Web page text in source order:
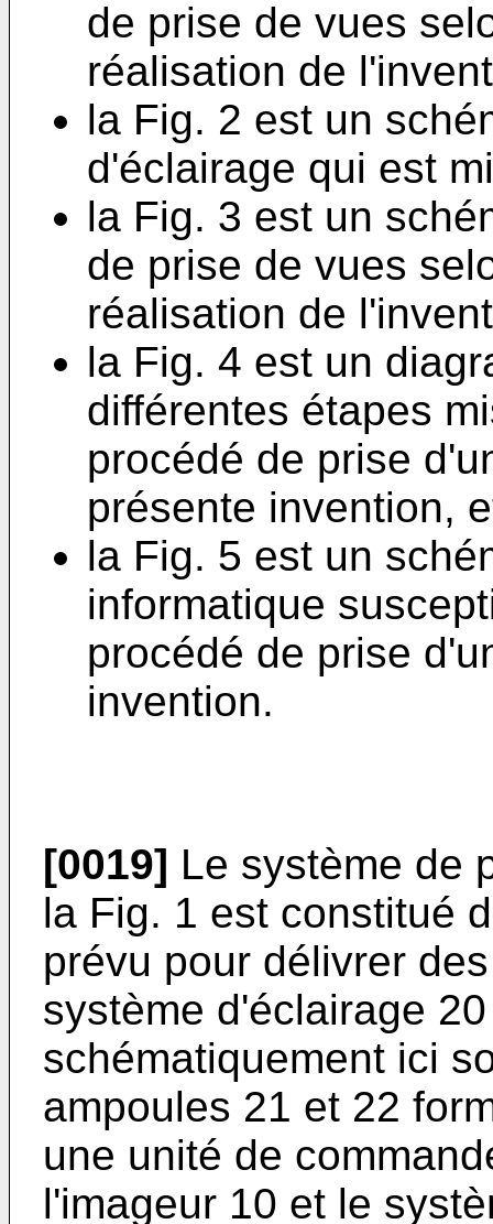
de prise de vues
réalisation de
la Fig. 2 est un
d'éclairage qui est
la Fig. 3 est un
de prise de vues
réalisation de
la Fig. 4 est un
différentes étapes
procédé de prise
présente invention,
la Fig. 5 est un
informatique
procédé de prise
invention.
[0019] Le système de
la Fig. 1 est constitué
prévu pour délivrer
système d'éclairage
schématiquement ici
ampoules 21 et 22
une unité de
l'imageur 10 et le